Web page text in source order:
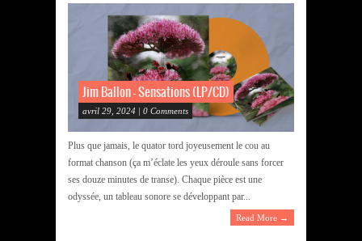
Jim Ballon – Sensations (LP/CD)
avril 29, 2024 | 0 Comments
Plus que jamais, le quator tord joyeusement le cou au
format chanson (ça m’éclate les yeux déroule sans forcer
ses douze minutes de transe). Chaque pièce est une
odyssée, un tableau sonore se développant par...
Read More →